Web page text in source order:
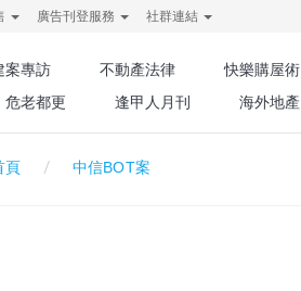
廣告刊登服務 社群連結
案專訪 不動產法律 快樂購屋術
危老都更 逢甲人月刊 海外地產
頁 中信BOT案